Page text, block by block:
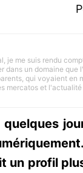
je me suis rendu
un domaine que
qui voyaient en
mercatos et
un profil